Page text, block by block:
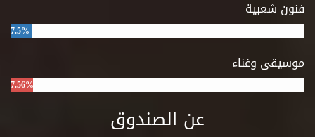
فنون شعبية
7.5%
موسيقى وغناء
7.56%
عن الصندوق